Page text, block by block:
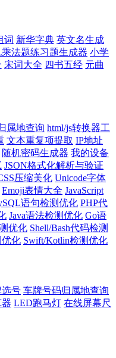
词 新华字典 英文名生成
乘法题练习题生成器 小学
宋词大全 四书五经 元曲
属地查询 html/js转换器工
文本重复项提取 IP地址
随机密码生成器 我的设备
JSON格式化解析与验证
压缩美化 Unicode字体
Emoji表情大全 JavaScript
语句检测优化 PHP代
Java语法检测优化 Go语
优化 Shell/Bash代码检测
优化 Swift/Kotlin检测优化
选号 车牌号码归属地查询
LED跑马灯 在线屏幕尺